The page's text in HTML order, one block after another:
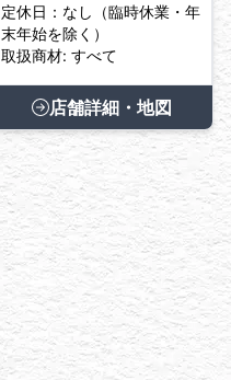
定休日：なし（臨時休業・年
末年始を除く）
取扱商材: すべて
店舗詳細・地図